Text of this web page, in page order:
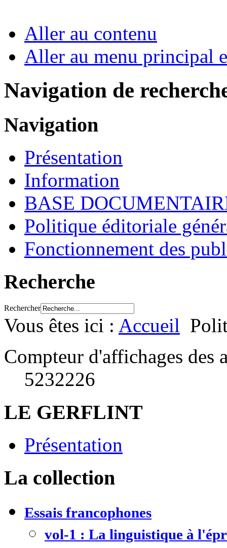
Aller au contenu
Aller au menu principal
Navigation de
Navigation
Présentation
Information
BASE
Politique éditoriale
Fonctionnement des
Recherche
Rechercher
Vous êtes ici : Accueil
Compteur d'affichages des
5232226
LE GERFLINT
Présentation
La collection
Essais francophones
vol-1 : La linguistique à